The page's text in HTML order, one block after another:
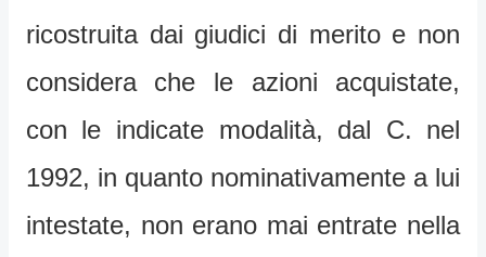
ricostruita dai giudici di merito e non
considera che le azioni acquistate,
con le indicate modalità, dal C. nel
1992, in quanto nominativamente a lui
intestate, non erano mai entrate nella